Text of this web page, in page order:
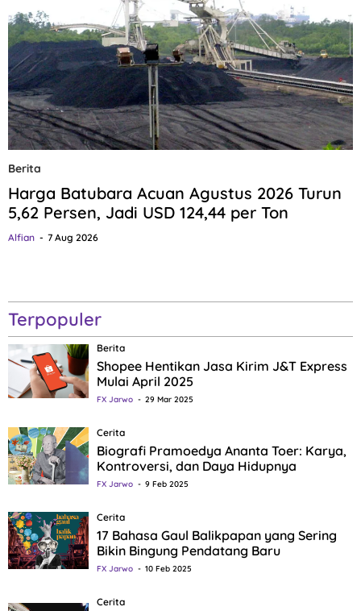
Berita
Harga Batubara Acuan Agustus 2026 Turun
5,62 Persen, Jadi USD 124,44 per Ton
Alfian 7 Aug 2026
Terpopuler
Berita
Shopee Hentikan Jasa Kirim J&T Express
Mulai April 2025
FX Jarwo 29 Mar 2025
Cerita
Biografi Pramoedya Ananta Toer: Karya,
Kontroversi, dan Daya Hidupnya
FX Jarwo 9 Feb 2025
Cerita
17 Bahasa Gaul Balikpapan yang Sering
Bikin Bingung Pendatang Baru
FX Jarwo 10 Feb 2025
Cerita